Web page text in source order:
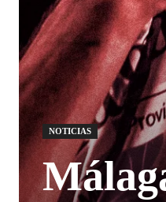
NOTICIAS